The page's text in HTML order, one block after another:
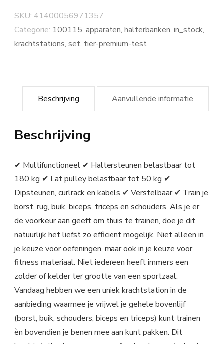
SKU: 41400056971357
Categorie: 100115, apparaten, halterbanken, in_stock,
krachtstations, set, tier-premium-test
Beschrijving Aanvullende informatie
Beschrijving
✔ Multifunctioneel ✔ Haltersteunen belastbaar tot
180 kg ✔ Lat pulley belastbaar tot 50 kg ✔
Dipsteunen, curlrack en kabels ✔ Verstelbaar ✔ Train je
borst, rug, buik, biceps, triceps en schouders. Als je er
de voorkeur aan geeft om thuis te trainen, doe je dit
natuurlijk het liefst zo efficiënt mogelijk. Niet alleen in
je keuze voor oefeningen, maar ook in je keuze voor
fitness materiaal. Niet iedereen heeft immers een
zolder of kelder ter grootte van een sportzaal.
Vandaag hebben we een uniek krachtstation in de
aanbieding waarmee je vrijwel je gehele bovenlijf
(borst, buik, schouders, biceps en triceps) kunt trainen
èn bovendien je benen mee aan kunt pakken. Dit